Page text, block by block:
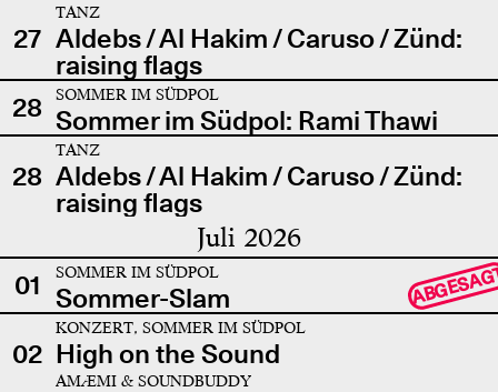
27
TANZ
Aldebs / Al Hakim / Caruso / Zünd:
raising flags
28
SOMMER IM SÜDPOL
Sommer im Südpol: Rami Thawi
28
TANZ
Aldebs / Al Hakim / Caruso / Zünd:
raising flags
Juli 2026
01 SOMMER IM SÜDPOL
Sommer-Slam
02
KONZERT, SOMMER IM SÜDPOL
High on the Sound
AMÆMI & SOUNDBUDDY